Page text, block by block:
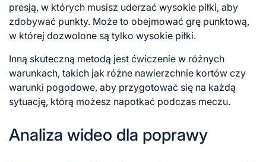
presją, w których musisz uderzać wysokie piłki, aby
zdobywać punkty. Może to obejmować grę punktową,
w której dozwolone są tylko wysokie piłki.
Inną skuteczną metodą jest ćwiczenie w różnych
warunkach, takich jak różne nawierzchnie kortów czy
warunki pogodowe, aby przygotować się na każdą
sytuację, którą możesz napotkać podczas meczu.
Analiza wideo dla poprawy